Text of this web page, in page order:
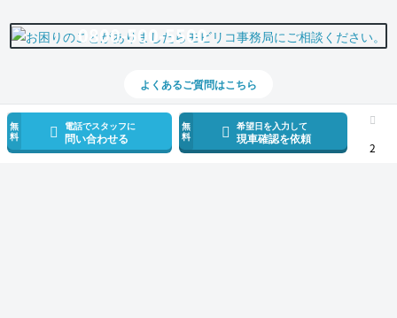
無
料
電話でスタッフに
問い合わせる
無
料
希望日を入力して
現車確認を依頼
2
0800-500-5500
よくあるご質問はこちら